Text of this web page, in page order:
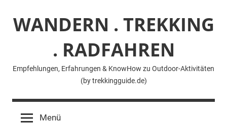
Inhalt
springenWANDERN . TREKKING
. RADFAHREN
Empfehlungen, Erfahrungen & KnowHow zu Outdoor-Aktivitäten
(by trekkingguide.de)
Menü